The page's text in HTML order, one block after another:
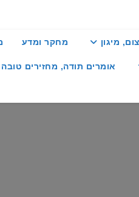
מיגון מחקר ומדע
אומרים תודה, מחזירים